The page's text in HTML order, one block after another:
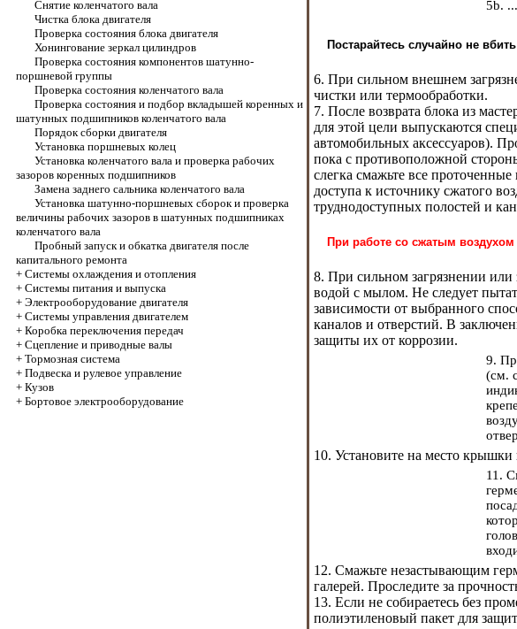
Снятие коленчатого вала
Чистка блока двигателя
Проверка состояния блока двигателя
Хонингование зеркал цилиндров
Проверка состояния компонентов шатунно-
поршневой группы
Проверка состояния коленчатого вала
Проверка состояния и подбор вкладышей коренных и
шатунных подшипников коленчатого вала
Порядок сборки двигателя
Установка поршневых колец
Установка коленчатого вала и проверка рабочих
зазоров коренных подшипников
Замена заднего сальника коленчатого вала
Установка шатунно-поршневых сборок и проверка
величины рабочих зазоров в шатунных подшипниках
коленчатого вала
Пробный запуск и обкатка двигателя после
капитального ремонта
+ Системы охлаждения и отопления
+ Системы питания и выпуска
+ Электрооборудование двигателя
+ Системы управления двигателем
+ Коробка переключения передач
+ Cцепление и приводные валы
+ Тормозная система
+ Подвеска и рулевое управление
+ Кузов
+ Бортовое электрооборудование
5b.
Постарайтесь случайно не
6. При сильном внешнем
чистки или термообработки.
7. После возврата блока из
для этой цели выпускаются
автомобильных аксессуаров).
пока с противоположной
слегка смажьте все
доступа к источнику сжатого
труднодоступных полостей и
При работе со сжатым
8. При сильном загрязнении или
водой с мылом. Не следует
зависимости от выбранного
каналов и отверстий. В
защиты их от коррозии.
9.
(см.
10. Установите на место
11.
12. Смажьте незастывающим
галерей. Проследите за
13. Если не собираетесь без
полиэтиленовый пакет для